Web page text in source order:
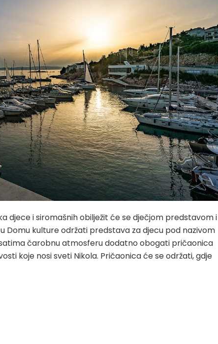
djece i siromašnih obilježit će se dječjom predstavom i
Domu kulture održati predstava za djecu pod nazivom
čarobnu atmosferu dodatno obogati pričaonica
koje nosi sveti Nikola. Pričaonica će se održati, gdje